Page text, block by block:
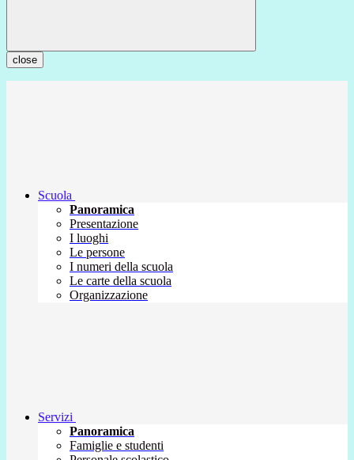
close
Scuola
Panoramica
Presentazione
I luoghi
Le persone
I numeri della scuola
Le carte della scuola
Organizzazione
Servizi
Panoramica
Famiglie e studenti